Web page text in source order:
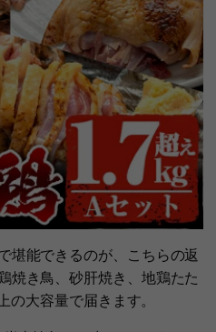
堪能できるのが、こちらの返
焼き鳥、砂肝焼き、地鶏たた
の大容量で届きます。